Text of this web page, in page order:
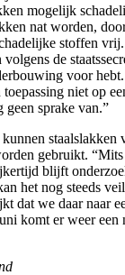
mogelijk
nat worden,
stoffen
de
voor
toepassing niet op
geen sprake van.”
staalslakken
gebruikt. “Mits
blijft
het nog steeds
dat we daar naar
komt er weer een